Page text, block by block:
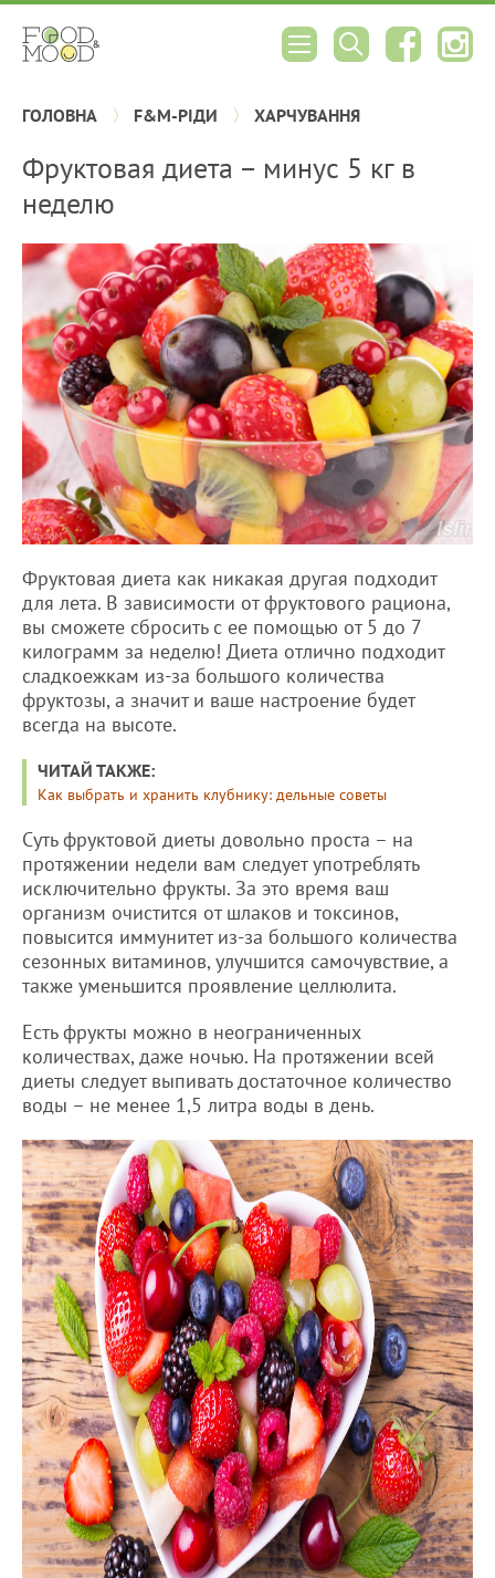
ГОЛОВНА F&M-РІДИ ХАРЧУВАННЯ
Фруктовая диета – минус 5 кг в
неделю
Фруктовая диета как никакая другая подходит
для лета. В зависимости от фруктового рациона,
вы сможете сбросить с ее помощью от 5 до 7
килограмм за неделю! Диета отлично подходит
сладкоежкам из-за большого количества
фруктозы, а значит и ваше настроение будет
всегда на высоте.
ЧИТАЙ ТАКЖЕ:
Как выбрать и хранить клубнику: дельные советы
Суть фруктовой диеты довольно проста – на
протяжении недели вам следует употреблять
исключительно фрукты. За это время ваш
организм очистится от шлаков и токсинов,
повысится иммунитет из-за большого количества
сезонных витаминов, улучшится самочувствие, а
также уменьшится проявление целлюлита.
Есть фрукты можно в неограниченных
количествах, даже ночью. На протяжении всей
диеты следует выпивать достаточное количество
воды – не менее 1,5 литра воды в день.